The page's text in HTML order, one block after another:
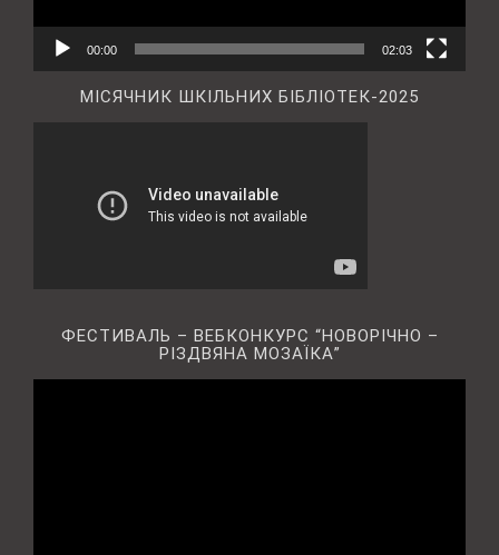
00:00 02:03
МІСЯЧНИК ШКІЛЬНИХ БІБЛІОТЕК-2025
ФЕСТИВАЛЬ – ВЕБКОНКУРС “НОВОРІЧНО –
РІЗДВЯНА МОЗАЇКА”